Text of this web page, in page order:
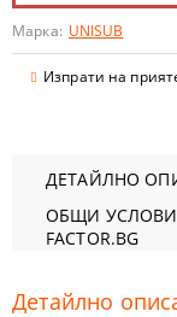
Марка: UNISUB
Изпрати на
ДЕТАЙЛНО
ОБЩИ
FACTOR.BG
Детайлно